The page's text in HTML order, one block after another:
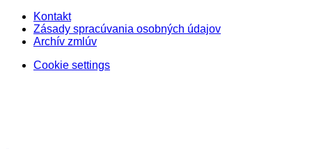
Kontakt
Zásady spracúvania osobných údajov
Archív zmlúv
Cookie settings